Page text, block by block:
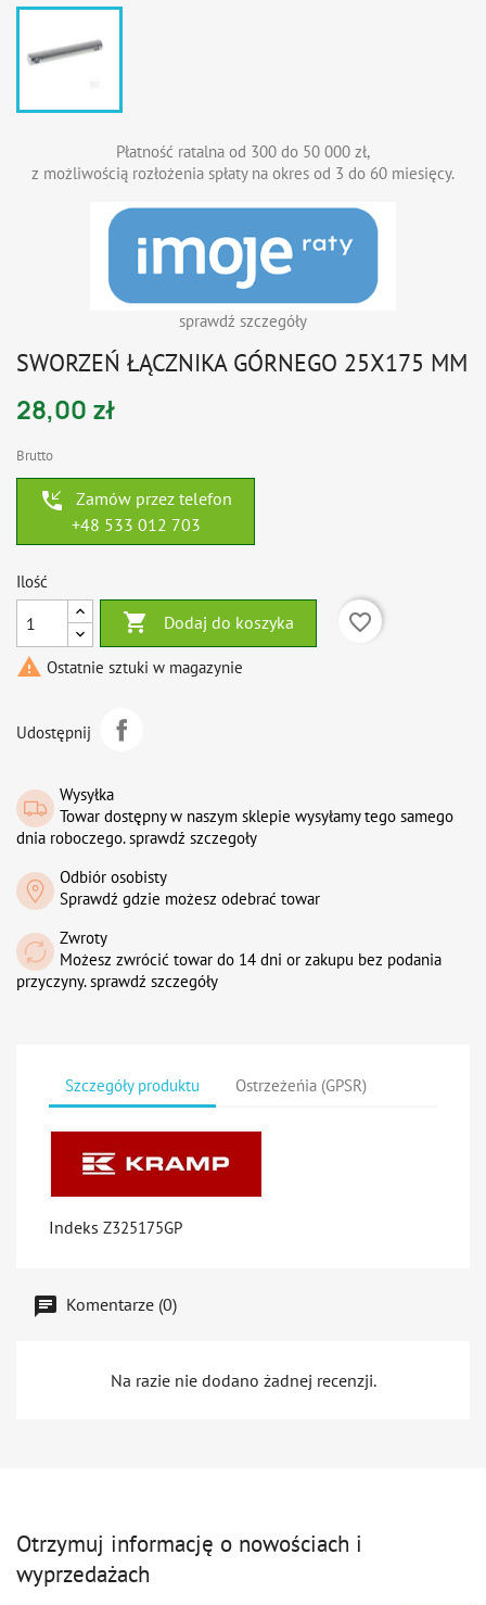
Płatność ratalna od 300 do 50 000 zł,
z możliwością rozłożenia spłaty na okres od 3 do 60 miesięcy.
sprawdź szczegóły
SWORZEŃ ŁĄCZNIKA GÓRNEGO 25X175 MM
28,00 zł
Brutto
phone_callback
Zamów przez telefon
+48 533 012 703
Ilość
 Dodaj do koszyka
favorite_border
 Ostatnie sztuki w magazynie
Udostępnij
Wysyłka
Towar dostępny w naszym sklepie wysyłamy tego samego
dnia roboczego. sprawdź szczegoły
Odbiór osobisty
Sprawdź gdzie możesz odebrać towar
Zwroty
Możesz zwrócić towar do 14 dni or zakupu bez podania
przyczyny. sprawdź szczegóły
Szczegóły produktu Ostrzeżeńia (GPSR)
Indeks Z325175GP
Komentarze (0)
Na razie nie dodano żadnej recenzji.
Otrzymuj informację o nowościach i
wyprzedażach